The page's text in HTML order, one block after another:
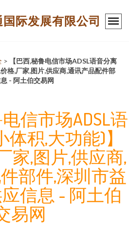
际发展有限公司
>
【巴西,秘鲁电信市场ADSL语音分离
格,厂家,图片,供应商,通讯产品配件部
- 阿土伯交易网
电信市场ADSL语
积,大功能)】
家,图片,供应商,
部件,深圳市益
信息 - 阿土伯
易网